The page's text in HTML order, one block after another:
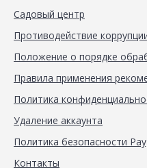
Садовый центр
Противодействие
Положение о порядке
Правила применения
Политика
Удаление аккаунта
Политика безопасности
Контакты